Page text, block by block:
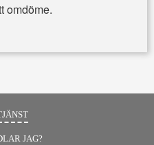
omdöme.
JAG?